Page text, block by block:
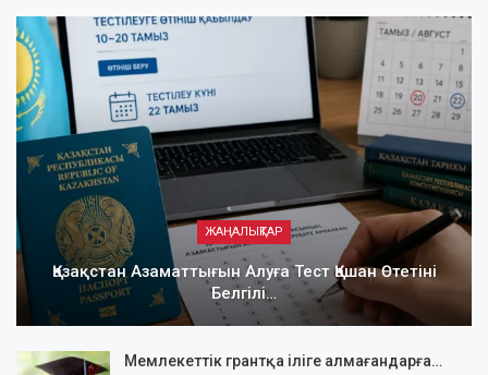
ЖАҢАЛЫҚТАР
Қазақстан Азаматтығын Алуға Тест Қашан Өтетіні
Белгілі…
Мемлекеттік грантқа іліге алмағандарға…